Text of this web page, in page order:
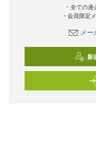
・全ての
・会員限定
メ
新